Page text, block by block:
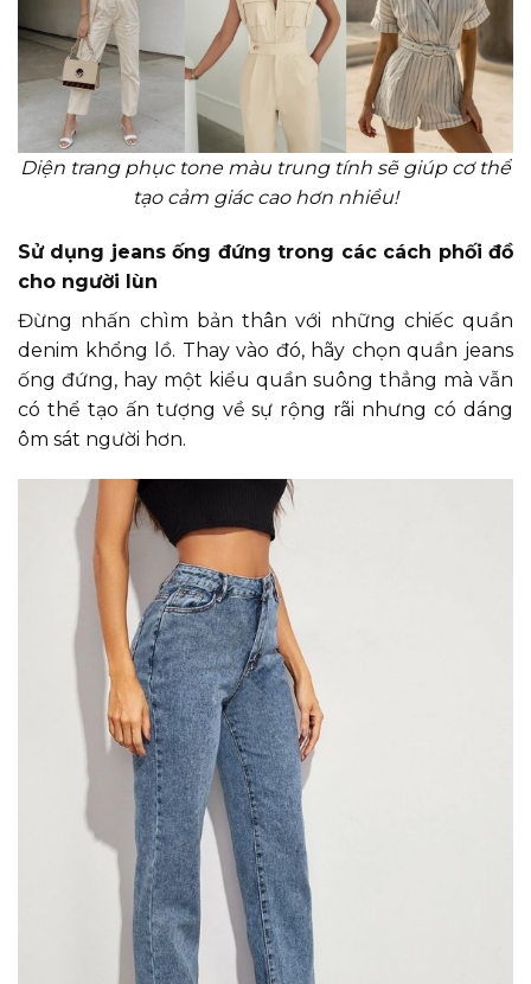
Diện trang phục tone màu trung tính sẽ giúp cơ thể
tạo cảm giác cao hơn nhiều!
Sử dụng jeans ống đứng trong các cách phối đồ
cho người lùn
Đừng nhấn chìm bản thân với những chiếc quần
denim khổng lồ. Thay vào đó, hãy chọn quần jeans
ống đứng, hay một kiểu quần suông thẳng mà vẫn
có thể tạo ấn tượng về sự rộng rãi nhưng có dáng
ôm sát người hơn.